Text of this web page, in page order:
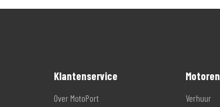
Klantenservice
Over MotoPort
Motoren
Verhuur